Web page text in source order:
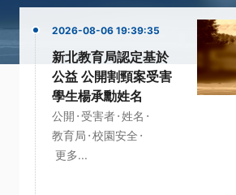
2026-08-06 19:39:35
新北教育局認定基於
公益 公開割頸案受害
學生楊承勳姓名
公開 · 受害者·姓名 ·
教育局 ·校園安全 ·
更多...